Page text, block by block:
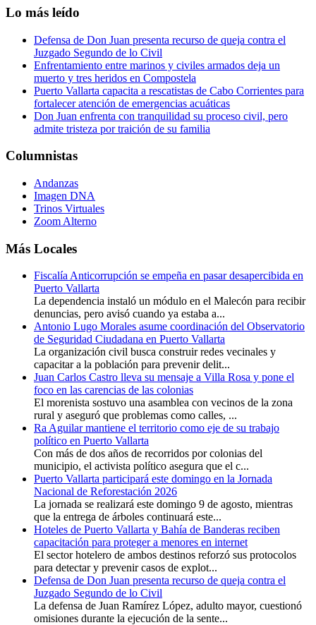
Lo más leído
Defensa de Don Juan presenta recurso de queja contra el
Juzgado Segundo de lo Civil
Enfrentamiento entre marinos y civiles armados deja un
muerto y tres heridos en Compostela
Puerto Vallarta capacita a rescatistas de Cabo Corrientes para
fortalecer atención de emergencias acuáticas
Don Juan enfrenta con tranquilidad su proceso civil, pero
admite tristeza por traición de su familia
Columnistas
Andanzas
Imagen DNA
Trinos Virtuales
Zoom Alterno
Más Locales
Fiscalía Anticorrupción se empeña en pasar desapercibida en
Puerto Vallarta
La dependencia instaló un módulo en el Malecón para recibir
denuncias, pero avisó cuando ya estaba a...
Antonio Lugo Morales asume coordinación del Observatorio
de Seguridad Ciudadana en Puerto Vallarta
La organización civil busca construir redes vecinales y
capacitar a la población para prevenir delit...
Juan Carlos Castro lleva su mensaje a Villa Rosa y pone el
foco en las carencias de las colonias
El morenista sostuvo una asamblea con vecinos de la zona
rural y aseguró que problemas como calles, ...
Ra Aguilar mantiene el territorio como eje de su trabajo
político en Puerto Vallarta
Con más de dos años de recorridos por colonias del
municipio, el activista político asegura que el c...
Puerto Vallarta participará este domingo en la Jornada
Nacional de Reforestación 2026
La jornada se realizará este domingo 9 de agosto, mientras
que la entrega de árboles continuará este...
Hoteles de Puerto Vallarta y Bahía de Banderas reciben
capacitación para proteger a menores en internet
El sector hotelero de ambos destinos reforzó sus protocolos
para detectar y prevenir casos de explot...
Defensa de Don Juan presenta recurso de queja contra el
Juzgado Segundo de lo Civil
La defensa de Juan Ramírez López, adulto mayor, cuestionó
omisiones durante la ejecución de la sente...